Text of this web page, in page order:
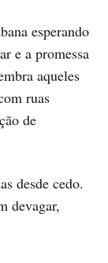
esperando
e a promessa
aqueles
ruas
de
desde cedo.
devagar,